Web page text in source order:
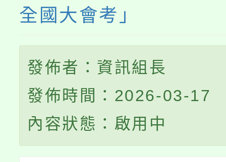
全國大會考」
發佈者：資訊組長
發佈時間：2026-03-17
內容狀態：啟用中